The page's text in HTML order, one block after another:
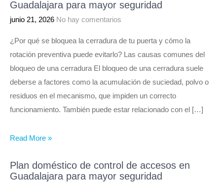
Guadalajara para mayor seguridad
junio 21, 2026 No hay comentarios
¿Por qué se bloquea la cerradura de tu puerta y cómo la
rotación preventiva puede evitarlo? Las causas comunes del
bloqueo de una cerradura El bloqueo de una cerradura suele
deberse a factores como la acumulación de suciedad, polvo o
residuos en el mecanismo, que impiden un correcto
funcionamiento. También puede estar relacionado con el […]
Read More »
Plan doméstico de control de accesos en
Guadalajara para mayor seguridad